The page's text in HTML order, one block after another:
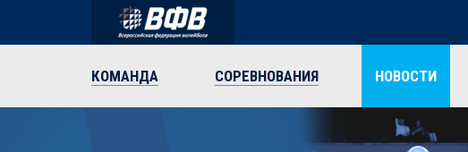
КОМАНДА СОРЕВНОВАНИЯ НОВОСТИ